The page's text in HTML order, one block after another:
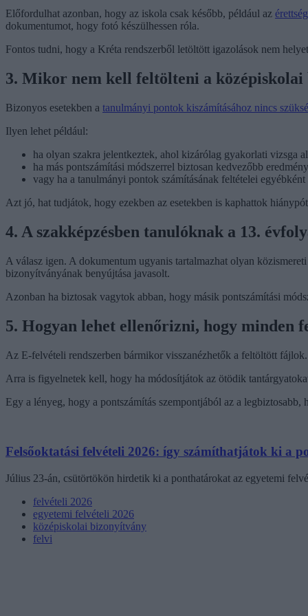
Előfordulhat azonban, hogy az iskola csak később, például az
dokumentumot, hogy fotó készülhessen róla.
Fontos tudni, hogy a Kréta rendszerből letöltött igazolások nem
3. Mikor nem kell feltölteni a
Bizonyos esetekben a tanulmányi pontok kiszámításához nincs
Ilyen lehet például:
ha olyan szakra jelentkeztek, ahol kizárólag gyakorlati vizsga
ha más pontszámítási módszerrel biztosan kedvezőbb
vagy ha a tanulmányi pontok számításának feltételei egyébként
Azt jó, hat tudjátok, hogy ezekben az esetekben is kaphattok
4. A szakképzésben tanulóknak a 13.
A válasz igen. A dokumentum ugyanis tartalmazhat olyan
bizonyítványának benyújtása javasolt.
Azonban ha biztosak vagytok abban, hogy másik pontszámítási
5. Hogyan lehet ellenőrizni, hogy minden
Az E-felvételi rendszerben bármikor visszanézhetők a feltöltött
Arra is figyelnetek kell, hogy ha módosítjátok az ötödik
Egy a lényeg, hogy a pontszámítás szempontjából az a
Felsőoktatási felvételi 2026: így számíthatjátok ki a
Július 23-án, csütörtökön hirdetik ki a ponthatárokat az egyetemi
felvételi 2026
egyetemi felvételi 2026
középiskolai bizonyítvány
felvi